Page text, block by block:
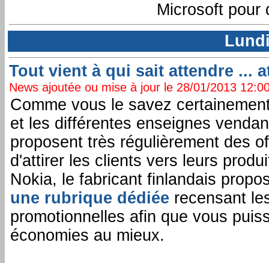
Microsoft pour
Tout vient à qui sait attendre ...
News ajoutée ou mise à jour le 28/01/2013
Comme vous le savez
et les différentes enseignes
proposent très régulièrement des
d'attirer les clients vers leurs
Nokia, le fabricant finlandais
une rubrique dédiée recensant
promotionnelles afin que vous
économies au mieux.